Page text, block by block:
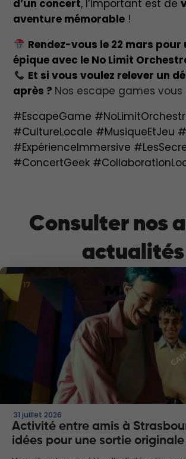
d’un concert, l’important est de
aventure mémorable !
Rendez-vous le 22 mars
épique avec le No Limit
Et si vous voulez relever un
après ? Nos escape games
#EscapeGame
#CultureLocale #MusiqueEtJeu
#ExpérienceImmersive
#ConcertGeek
Consulter nos
actualités
31 juillet 2026
Activité entre amis à
idées pour une sortie originale